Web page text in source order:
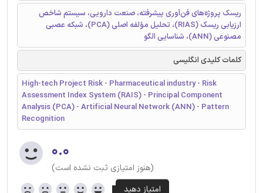
ریسک پروژه‌های فن‌آوری پیشرفته، صنعت دارویی، سیستم شاخص
ارزیابی ریسک (RIAS)، تحلیل مؤلفه اصلی (PCA)، شبکه عصبی
مصنوعی (ANN)، شناسایی الگو
کلمات کلیدی انگلیسی
High-tech Project Risk - Pharmaceutical industry - Risk
Assessment Index System (RAIS) - Principal Component
Analysis (PCA) - Artificial Neural Network (ANN) - Pattern
Recognition
۰.۰
(هنوز امتیازی ثبت نشده است)